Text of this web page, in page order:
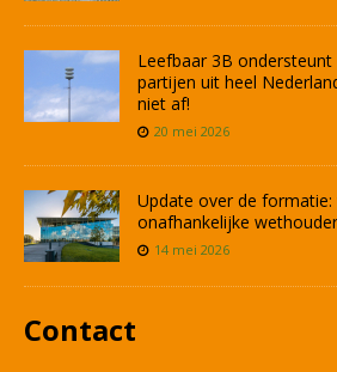
Leefbaar 3B
partijen uit heel
niet af!
20 mei 2026
Update over de
onafhankelijke
14 mei 2026
Contact